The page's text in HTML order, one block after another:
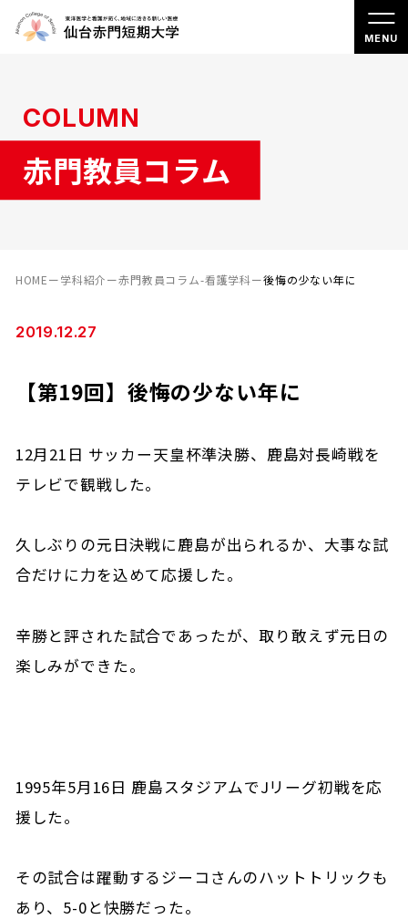
COLUMN
赤門教員コラム
HOMEー学科紹介ー赤門教員コラム-看護学科ー後悔の少ない年に
2019.12.27
【第19回】後悔の少ない年に
12月21日 サッカー天皇杯準決勝、鹿島対長崎戦を
テレビで観戦した。
久しぶりの元日決戦に鹿島が出られるか、大事な試
合だけに力を込めて応援した。
辛勝と評された試合であったが、取り敢えず元日の
楽しみができた。
1995年5月16日 鹿島スタジアムでJリーグ初戦を応
援した。
その試合は躍動するジーコさんのハットトリックも
あり、5-0と快勝だった。